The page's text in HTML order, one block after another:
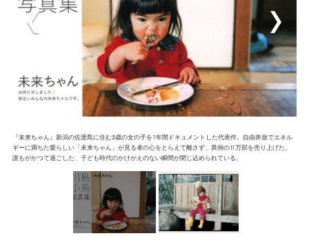
『未来ちゃん』新潟の佐渡島に住む3歳の女の子を1年間ドキュメントした代表作。自由奔放でエネル
ギーに満ちた愛らしい「未来ちゃん」が見る者の心をとらえて離さず、異例の11万部を売り上げた。
誰もがかつて過ごした、子ども時代のかけがえのない瞬間が閉じ込められている。